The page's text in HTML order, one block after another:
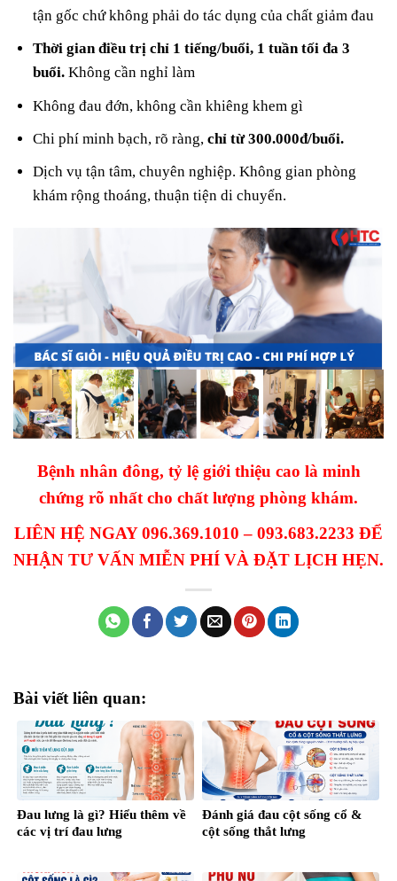
tận gốc chứ không phải do tác dụng của chất giảm đau
Thời gian điều trị chỉ 1 tiếng/buổi, 1 tuần tối đa 3
buổi. Không cần nghỉ làm
Không đau đớn, không cần khiêng khem gì
Chi phí minh bạch, rõ ràng,chỉ từ 300.000đ/buổi.
Dịch vụ tận tâm, chuyên nghiệp. Không gian phòng
khám rộng thoáng, thuận tiện di chuyển.
Bệnh nhân đông, tỷ lệ giới thiệu cao là minh
chứng rõ nhất cho chất lượng phòng khám.
LIÊN HỆ NGAY 096.369.1010 – 093.683.2233 ĐỂ
NHẬN TƯ VẤN MIỄN PHÍ VÀ ĐẶT LỊCH HẸN.
Bài viết liên quan:
Đau lưng là gì? Hiểu thêm về
các vị trí đau lưng
Đánh giá đau cột sống cổ &
cột sống thắt lưng